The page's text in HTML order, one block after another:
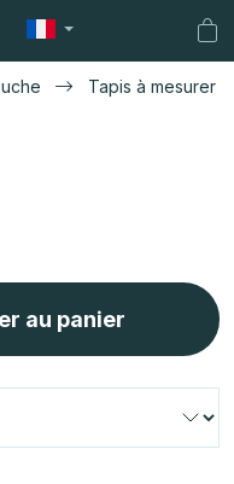
Tapis à mesurer
au panier